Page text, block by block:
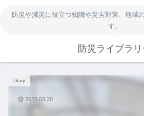
防災や減災に役立つ知識や災害対策、地域
す。
防災ライブラリ
Diary
2025.03.30